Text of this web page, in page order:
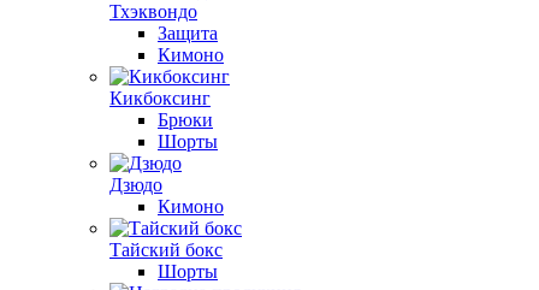
Тхэквондо
Защита
Кимоно
Кикбоксинг
Брюки
Шорты
Дзюдо
Кимоно
Тайский бокс
Шорты